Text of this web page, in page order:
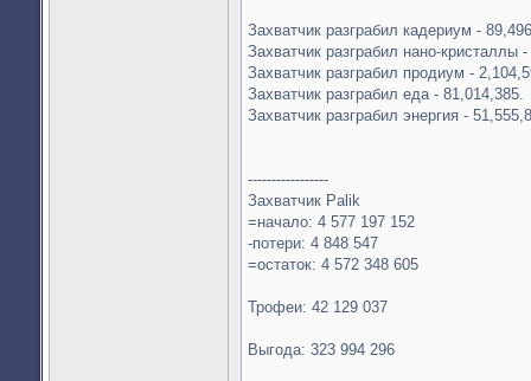
Захватчик разграбил кадериум -
Захватчик разграбил нано-кристаллы
Захватчик разграбил продиум -
Захватчик разграбил еда - 81,014,385.
Захватчик разграбил энергия -
-----------------
Захватчик Palik
=начало: 4 577 197 152
-потери: 4 848 547
=остаток: 4 572 348 605
Трофеи: 42 129 037
Выгода: 323 994 296